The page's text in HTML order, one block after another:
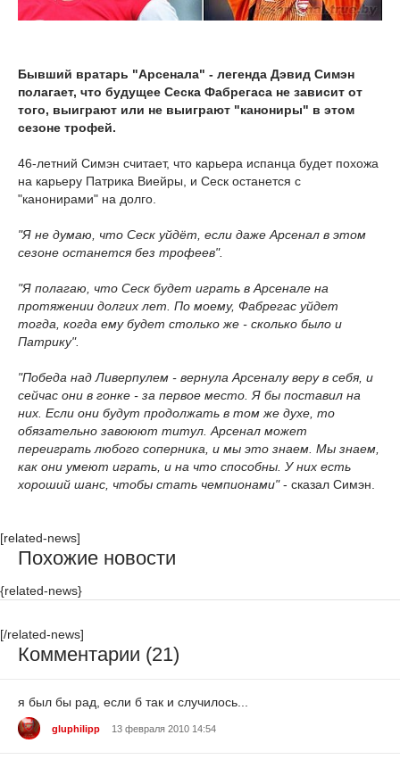
Бывший вратарь "Арсенала" - легенда Дэвид Симэн
полагает, что будущее Сеска Фабрегаса не зависит от
того, выиграют или не выиграют "канониры" в этом
сезоне трофей.
46-летний Симэн считает, что карьера испанца будет похожа
на карьеру Патрика Виейры, и Сеск останется с
"канонирами" на долго.
"Я не думаю, что Сеск уйдёт, если даже Арсенал в этом
сезоне останется без трофеев".
"Я полагаю, что Сеск будет играть в Арсенале на
протяжении долгих лет. По моему, Фабрегас уйдет
тогда, когда ему будет столько же - сколько было и
Патрику".
"Победа над Ливерпулем - вернула Арсеналу веру в себя, и
сейчас они в гонке - за первое место. Я бы поставил на
них. Если они будут продолжать в том же духе, то
обязательно завоюют титул. Арсенал может
переиграть любого соперника, и мы это знаем. Мы знаем,
как они умеют играть, и на что способны. У них есть
хороший шанс, чтобы стать чемпионами"- сказал Симэн.
[related-news]
Похожие новости
{related-news}
[/related-news]
Комментарии (21)
я был бы рад, если б так и случилось...
gluphilipp 13 февраля 2010 14:54